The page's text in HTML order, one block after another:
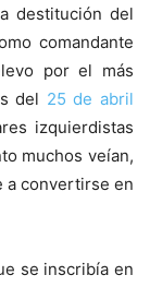
destitución del
comandante
por el más
del 25 de abril
izquierdistas
muchos veían,
a convertirse en
se inscribía en